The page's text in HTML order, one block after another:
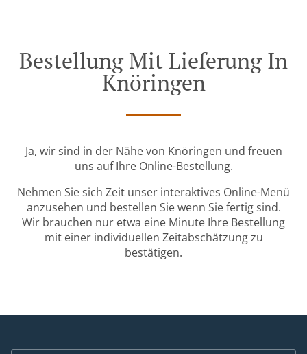
Bestellung Mit Lieferung In
Knöringen
Ja, wir sind in der Nähe von Knöringen und freuen
uns auf Ihre Online-Bestellung.
Nehmen Sie sich Zeit unser interaktives Online-Menü
anzusehen und bestellen Sie wenn Sie fertig sind.
Wir brauchen nur etwa eine Minute Ihre Bestellung
mit einer individuellen Zeitabschätzung zu
bestätigen.